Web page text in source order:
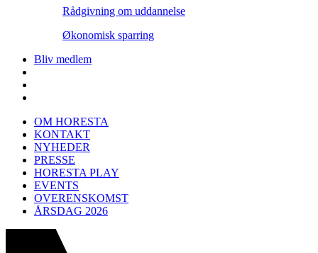
Rådgivning om uddannelse
Økonomisk sparring
Bliv medlem
OM HORESTA
KONTAKT
NYHEDER
PRESSE
HORESTA PLAY
EVENTS
OVERENSKOMST
ÅRSDAG 2026